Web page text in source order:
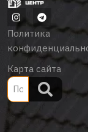
Политика
Карта сайта